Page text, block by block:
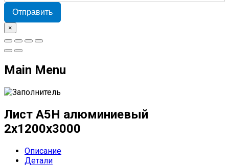
Отправить
×
Main Menu
Лист А5Н алюминиевый
2х1200х3000
Описание
Детали